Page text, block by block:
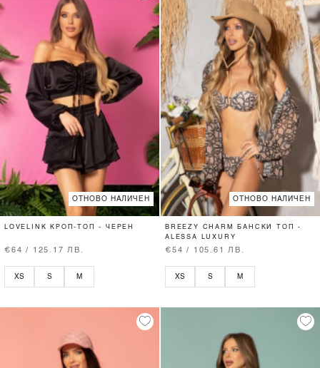
ОТНОВО НАЛИЧЕН
LOVELINK КРОП-ТОП - ЧЕРЕН
€64 / 125.17 ЛВ.
XS S M
ОТНОВО НАЛИЧЕН
BREEZY CHARM БАНСКИ ТОП -
ALESSA LUXURY
€54 / 105.61 ЛВ.
XS S M